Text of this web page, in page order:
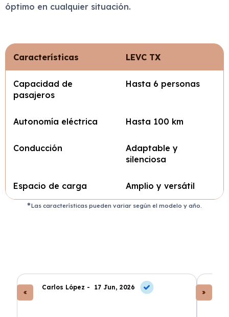
óptimo en cualquier situación.
Características LEVC TX
Capacidad de
pasajeros
Hasta 6 personas
Autonomía eléctrica Hasta 100 km
Conducción
Adaptable y
silenciosa
Espacio de carga Amplio y versátil
Las características pueden variar según el modelo y año.
Carlos López - 17 Jun, 2026